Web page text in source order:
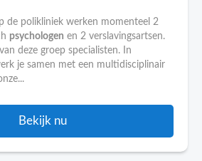
de polikliniek werken momenteel 2
psychologen en 2 verslavingsartsen.
deze groep specialisten. In
je samen met een multidisciplinair
Bekijk nu